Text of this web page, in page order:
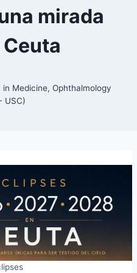
mirada
Medicine, Ophthalmology
USC)